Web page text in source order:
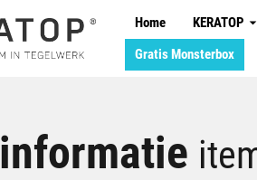
Home KERATOP
Kleuren
Gratis Monsterbox
informatie